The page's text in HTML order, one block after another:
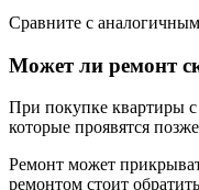
Сравните с
Может ли ремонт
При покупке квартиры
которые проявятся
Ремонт может
ремонтом стоит